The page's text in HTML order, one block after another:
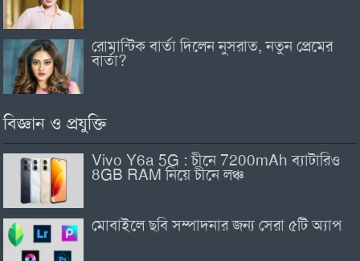
রোমান্টিক বার্তা দিলেন নুসরাত, নতুন প্রেমের
বার্তা?
বিজ্ঞান ও প্রযুক্তি
Vivo Y6a 5G : চীনে 7200mAh ব্যাটারিও
8GB RAM নিয়ে চীনে লঞ্চ
মোবাইলে ছবি সম্পাদনার জন্য সেরা ৫টি অ্যাপ